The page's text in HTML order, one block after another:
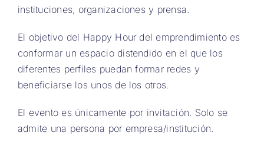
instituciones, organizaciones y prensa.
El objetivo del Happy Hour del emprendimiento es
conformar un espacio distendido en el que los
diferentes perfiles puedan formar redes y
beneficiarse los unos de los otros.
El evento es únicamente por invitación. Solo se
admite una persona por empresa/institución.